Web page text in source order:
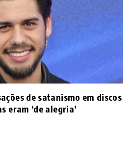
de satanismo em discos
eram ‘de alegria’